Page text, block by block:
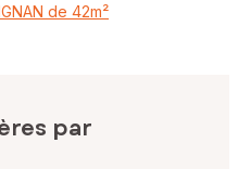
de 42m²
par